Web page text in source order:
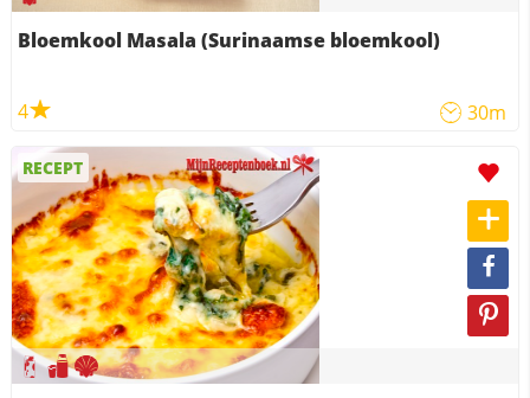
Bloemkool Masala (Surinaamse bloemkool)
4 30m
RECEPT